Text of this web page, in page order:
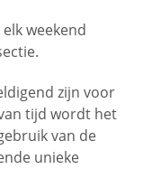
weekend
zijn voor
tijd wordt het
van de
unieke